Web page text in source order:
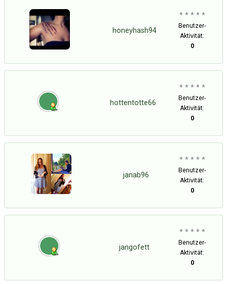
honeyhash94
* * * * *
Benutzer-
Aktivität:
0
hottentotte66
* * * * *
Benutzer-
Aktivität:
0
janab96
* * * * *
Benutzer-
Aktivität:
0
jangofett
* * * * *
Benutzer-
Aktivität:
0